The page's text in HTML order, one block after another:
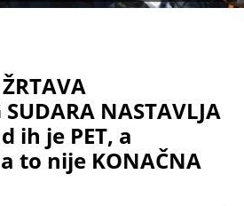
SUDARA NASTAVLJA
ih je PET, a
to nije KONAČNA